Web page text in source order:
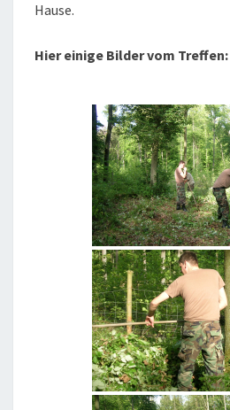
Hause.
Hier einige Bilder vom Treffen: